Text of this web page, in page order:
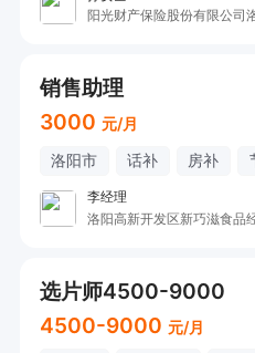
阳光财产保险股份有限公司
销售助理
3000 元/月
洛阳市 话补 房补
李经理
洛阳高新开发区新巧滋食品
选片师4500-9000
4500-9000 元/月